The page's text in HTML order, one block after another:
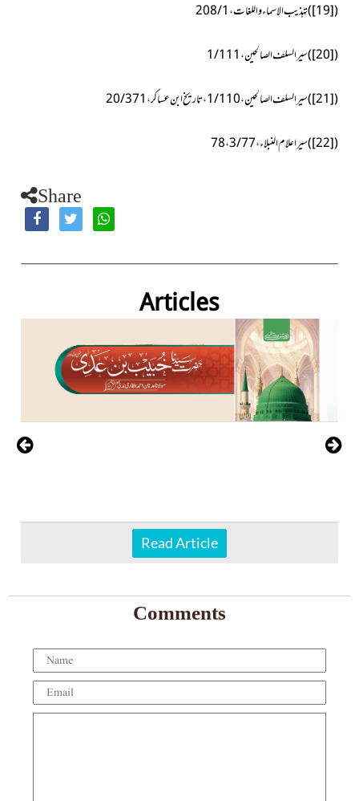
(
[19]
)تہذیب الاسماء واللغات،1/ 208
(
[20]
)سیر السلف الصالحین، 1/111
(
[21]
)سیر السلف الصالحین، 1/110، تاریخ ابن عساکر،20/371
(
[22]
)سیر اعلام النبلاء،3/77، 78
Share
Articles
Read Article
Comments